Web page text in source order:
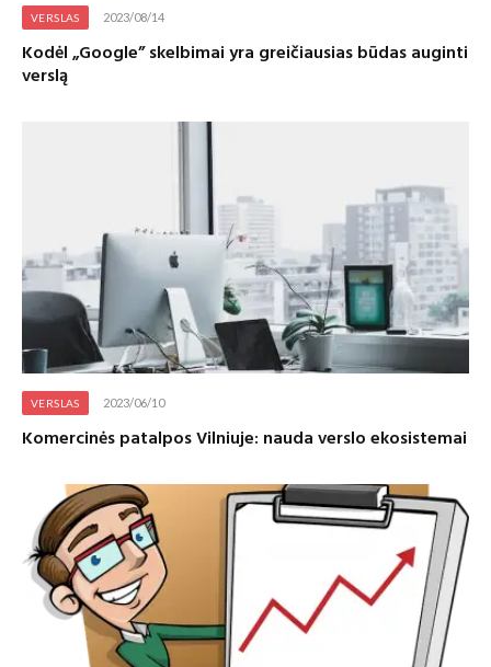
VERSLAS 2023/08/14
Kodėl „Google” skelbimai yra greičiausias būdas auginti
verslą
VERSLAS 2023/06/10
Komercinės patalpos Vilniuje: nauda verslo ekosistemai